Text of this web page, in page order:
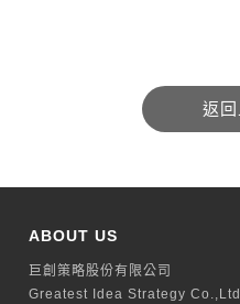
ABOUT US
巨創策略股份有限公司
Greatest Idea Strategy Co.,Ltd